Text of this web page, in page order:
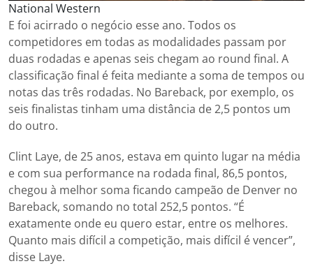
National Western
E foi acirrado o negócio esse ano. Todos os
competidores em todas as modalidades passam por
duas rodadas e apenas seis chegam ao round final. A
classificação final é feita mediante a soma de tempos ou
notas das três rodadas. No Bareback, por exemplo, os
seis finalistas tinham uma distância de 2,5 pontos um
do outro.
Clint Laye, de 25 anos, estava em quinto lugar na média
e com sua performance na rodada final, 86,5 pontos,
chegou à melhor soma ficando campeão de Denver no
Bareback, somando no total 252,5 pontos. “É
exatamente onde eu quero estar, entre os melhores.
Quanto mais difícil a competição, mais difícil é vencer”,
disse Laye.